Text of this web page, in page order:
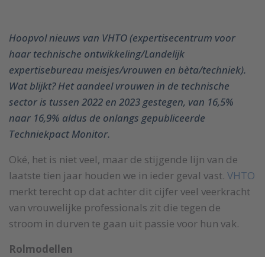
Hoopvol nieuws van VHTO (expertisecentrum voor
haar technische ontwikkeling/Landelijk
expertisebureau meisjes/vrouwen en bèta/techniek).
Wat blijkt? Het aandeel vrouwen in de technische
sector is tussen 2022 en 2023 gestegen, van 16,5%
naar 16,9% aldus de onlangs gepubliceerde
Techniekpact Monitor.
Oké, het is niet veel, maar de stijgende lijn van de
laatste tien jaar houden we in ieder geval vast. VHTO
merkt terecht op dat achter dit cijfer veel veerkracht
van vrouwelijke professionals zit die tegen de
stroom in durven te gaan uit passie voor hun vak.
Rolmodellen